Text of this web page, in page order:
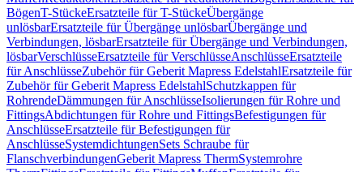
BögenT-StückeErsatzteile für T-StückeÜbergänge
unlösbarErsatzteile für Übergänge unlösbarÜbergänge und
Verbindungen, lösbarErsatzteile für Übergänge und Verbindungen,
lösbarVerschlüsseErsatzteile für VerschlüsseAnschlüsseErsatzteile
für AnschlüsseZubehör für Geberit Mapress EdelstahlErsatzteile für
Zubehör für Geberit Mapress EdelstahlSchutzkappen für
RohrendeDämmungen für AnschlüsseIsolierungen für Rohre und
FittingsAbdichtungen für Rohre und FittingsBefestigungen für
AnschlüsseErsatzteile für Befestigungen für
AnschlüsseSystemdichtungenSets Schraube für
FlanschverbindungenGeberit Mapress ThermSystemrohre